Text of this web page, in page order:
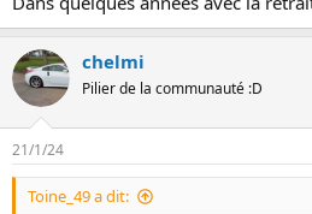
chelmi
Pilier de la communauté :D
21/1/24
Toine_49 a dit: